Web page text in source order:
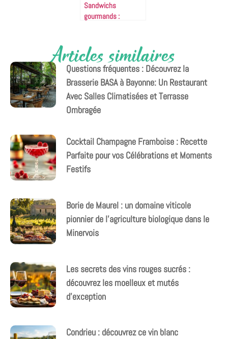
Sandwichs
gourmands :
découvrir sur
ciabatta, pain
brioché et pain
complet
Articles similaires
Questions fréquentes : Découvrez la
Brasserie BASA à Bayonne: Un Restaurant
Avec Salles Climatisées et Terrasse
Ombragée
Cocktail Champagne Framboise : Recette
Parfaite pour vos Célébrations et Moments
Festifs
Borie de Maurel : un domaine viticole
pionnier de l’agriculture biologique dans le
Minervois
Les secrets des vins rouges sucrés :
découvrez les moelleux et mutés
d’exception
Condrieu : découvrez ce vin blanc